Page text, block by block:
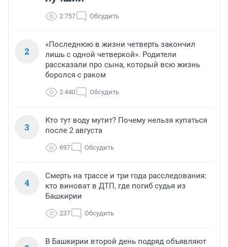
2 757 Обсудить
2
«Последнюю в жизни четверть закончил
лишь с одной четверкой». Родители
рассказали про сына, который всю жизнь
боролся с раком
2 440 Обсудить
3
Кто тут воду мутит? Почему нельзя купаться
после 2 августа
697 Обсудить
4
Смерть на трассе и три года расследования:
кто виноват в ДТП, где погиб судья из
Башкирии
237 Обсудить
В Башкирии второй день подряд объявляют